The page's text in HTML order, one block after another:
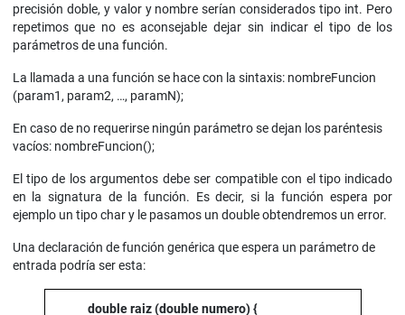
precisión doble, y valor y nombre serían considerados tipo int. Pero
repetimos que no es aconsejable dejar sin indicar el tipo de los
parámetros de una función.
La llamada a una función se hace con la sintaxis: nombreFuncion
(param1, param2, …, paramN);
En caso de no requerirse ningún parámetro se dejan los paréntesis
vacíos: nombreFuncion();
El tipo de los argumentos debe ser compatible con el tipo indicado
en la signatura de la función. Es decir, si la función espera por
ejemplo un tipo char y le pasamos un double obtendremos un error.
Una declaración de función genérica que espera un parámetro de
entrada podría ser esta:
double raiz (double numero) {